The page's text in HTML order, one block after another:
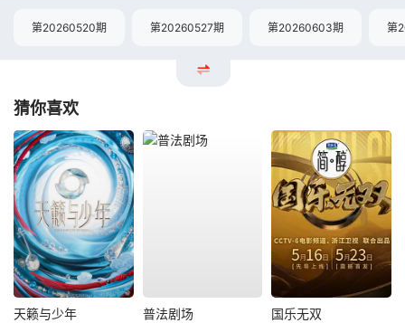
第20260520期 第20260527期 第20260603期 第
猜你喜欢
天籁与少年 普法剧场 国乐无双